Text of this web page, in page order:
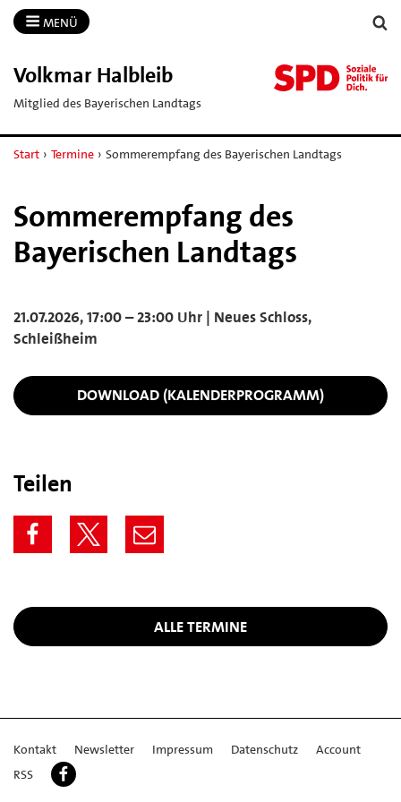
MENÜ
Volkmar Halbleib
Mitglied des Bayerischen Landtags
Start › Termine › Sommerempfang des Bayerischen Landtags
Sommerempfang des
Bayerischen Landtags
21.07.2026, 17:00 – 23:00 Uhr | Neues Schloss,
Schleißheim
DOWNLOAD (KALENDERPROGRAMM)
Teilen
ALLE TERMINE
Kontakt Newsletter Impressum Datenschutz
Account
RSS